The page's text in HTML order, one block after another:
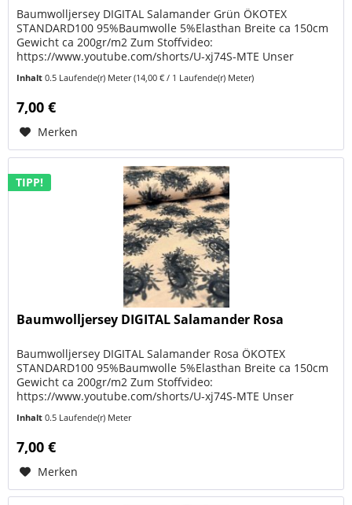
Baumwolljersey DIGITAL Salamander Grün ÖKOTEX
STANDARD100 95%Baumwolle 5%Elasthan Breite ca 150cm
Gewicht ca 200gr/m2 Zum Stoffvideo:
https://www.youtube.com/shorts/U-xj74S-MTE Unser
Inhalt0.5 Laufende(r) Meter(14,00 € / 1 Laufende(r) Meter)
7,00 €
Merken
TIPP!
Baumwolljersey DIGITAL Salamander Rosa
Baumwolljersey DIGITAL Salamander Rosa ÖKOTEX
STANDARD100 95%Baumwolle 5%Elasthan Breite ca 150cm
Gewicht ca 200gr/m2 Zum Stoffvideo:
https://www.youtube.com/shorts/U-xj74S-MTE Unser
Inhalt0.5 Laufende(r) Meter
7,00 €
Merken